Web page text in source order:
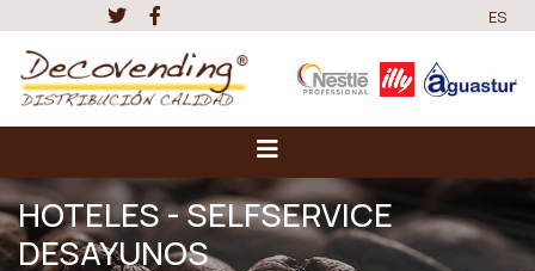
ES
HOTELES - SELFSERVICE
DESAYUNOS